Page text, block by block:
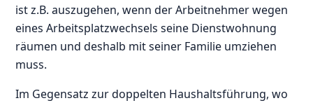
ist z.B. auszugehen, wenn der Arbeitnehmer wegen
eines Arbeitsplatzwechsels seine Dienstwohnung
räumen und deshalb mit seiner Familie umziehen
muss.
Im Gegensatz zur doppelten Haushaltsführung, wo